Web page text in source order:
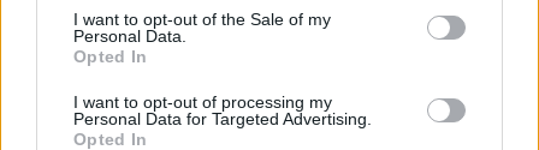
I want to opt-out of the Sale of my
Personal Data.
Opted In
I want to opt-out of processing my
Personal Data for Targeted Advertising.
Opted In
εκατ. ευρώ – Καθαρά κέρδη 313 εκατ. ευρώ
06/08/2026 - 09:12
Ρωσία: Η Μόσχα δηλώνει ότι κατέρριψε 605
ουκρανικά drones τη νύχτα - Ελαφρές ζημιές σε